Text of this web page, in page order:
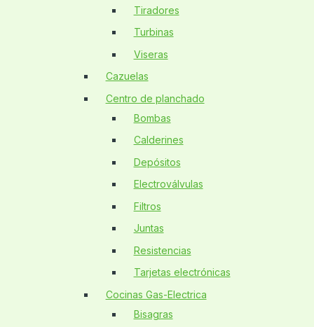
Tiradores
Turbinas
Viseras
Cazuelas
Centro de planchado
Bombas
Calderines
Depósitos
Electroválvulas
Filtros
Juntas
Resistencias
Tarjetas electrónicas
Cocinas Gas-Electrica
Bisagras